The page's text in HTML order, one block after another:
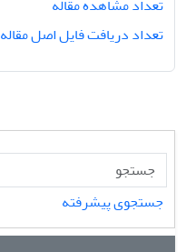
تعداد دریافت فایل اصل مقاله
جستجوی پیشرفته